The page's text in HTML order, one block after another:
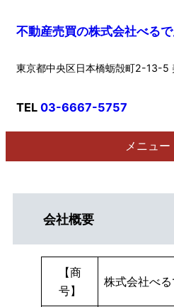
不動産売買の株式会社べる
東京都中央区日本橋蛎殻町2-13-5
TEL 03-6667-5757
メニュー
会社概要
【商
号】
株式会社べ